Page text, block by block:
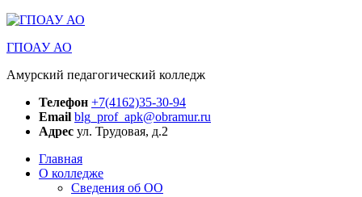
ГПОАУ АО
Амурский педагогический колледж
Телефон +7(4162)35-30-94
Email blg_prof_apk@obramur.ru
Адрес ул. Трудовая, д.2
Главная
О колледже
Сведения об ОО